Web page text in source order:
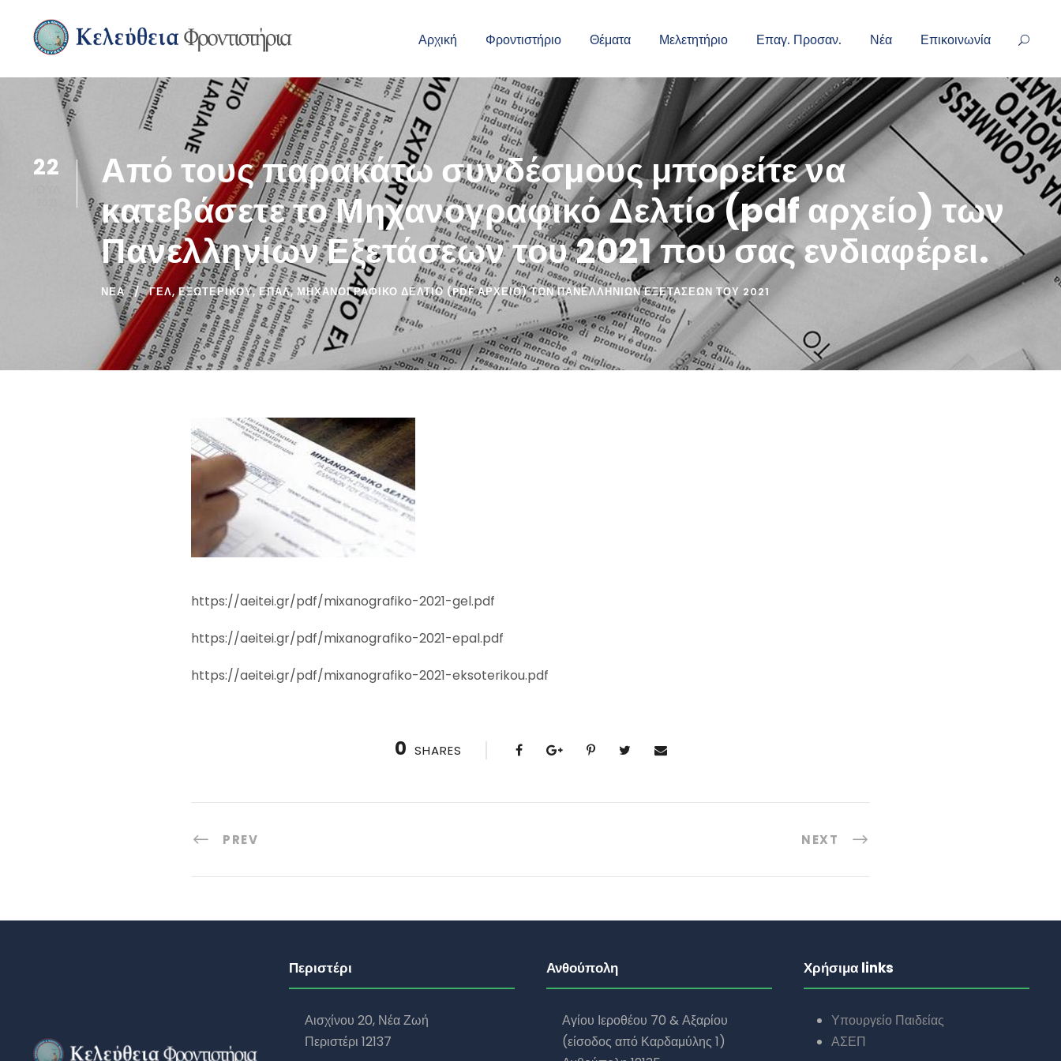
Αρχική Φροντιστήριο Θέματα Μελετητήριο Επαγ. Προσαν. Νέα Επικοινωνία
22
Από τους παρακάτω συνδέσμους μπορείτε να
κατεβάσετε το Μηχανογραφικό Δελτίο (pdf αρχείο) των
Πανελληνίων Εξετάσεων του 2021 που σας ενδιαφέρει.
ΝΈΑ ΓΕΛ, ΕΞΩΤΕΡΙΚΟΥ, ΕΠΑΛ, ΜΗΧΑΝΟΓΡΑΦΙΚΌ ΔΕΛΤΊΟ (PDF ΑΡΧΕΊΟ) ΤΩΝ ΠΑΝΕΛΛΗΝΊΩΝ ΕΞΕΤΆΣΕΩΝ ΤΟΥ 2021
https://aeitei.gr/pdf/mixanografiko-2021-gel.pdf
https://aeitei.gr/pdf/mixanografiko-2021-epal.pdf
https://aeitei.gr/pdf/mixanografiko-2021-eksoterikou.pdf
0 SHARES
PREV NEXT
Περιστέρι
Αισχίνου 20, Νέα Ζωή
Περιστέρι 12137
Ανθούπολη
Αγίου Ιεροθέου 70 & Αξαρίου
(είσοδος από Καρδαμύλης 1)
Χρήσιμα links
Υπουργείο Παιδείας
ΑΣΕΠ